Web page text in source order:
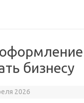
бизнесу
2026